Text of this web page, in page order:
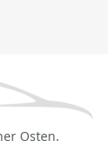
Osten.